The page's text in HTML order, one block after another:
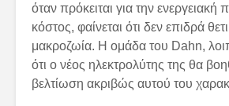
όταν πρόκειται για την ενεργειακή
κόστος, φαίνεται ότι δεν επιδρά
μακροζωία. Η ομάδα του Dahn,
ότι ο νέος ηλεκτρολύτης της θα
βελτίωση ακριβώς αυτού του